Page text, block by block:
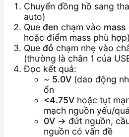
Chuyển đồng hồ sang
auto)
Que đen chạm vào mass
hoặc điểm mass phù hợp)
Que đỏ chạm nhẹ vào
(thường là chân 1 của
Đọc kết quả:
~ 5.0V (dao động
ổn
<4.75V hoặc tụt
mạch nguồn yếu/
0V → đứt nguồn,
nguồn có vấn đề